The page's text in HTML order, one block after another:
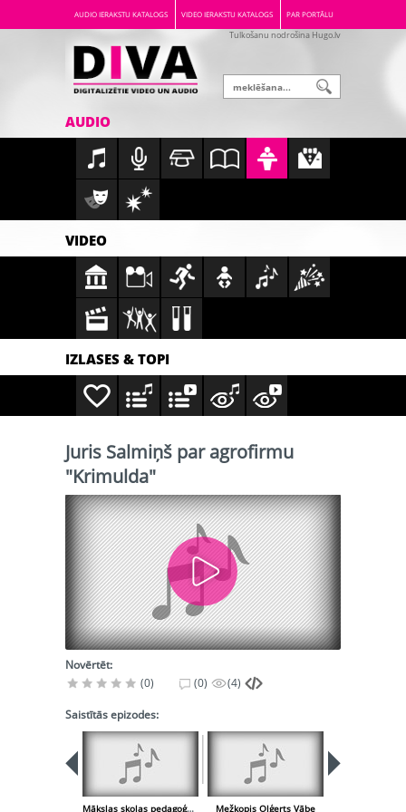
AUDIO IERAKSTU KATALOGS VIDEO IERAKSTU KATALOGS PAR PORTĀLU
Tulkošanu nodrošina Hugo.lv
AUDIO
VIDEO
IZLASES & TOPI
Juris Salmiņš par agrofirmu
"Krimulda"
Novērtēt:
(0)
(0) (4)
Saistītās epizodes:
Mākslas skolas pedagoģe Ieva Putniņa Mežkopis Olģerts Vābe